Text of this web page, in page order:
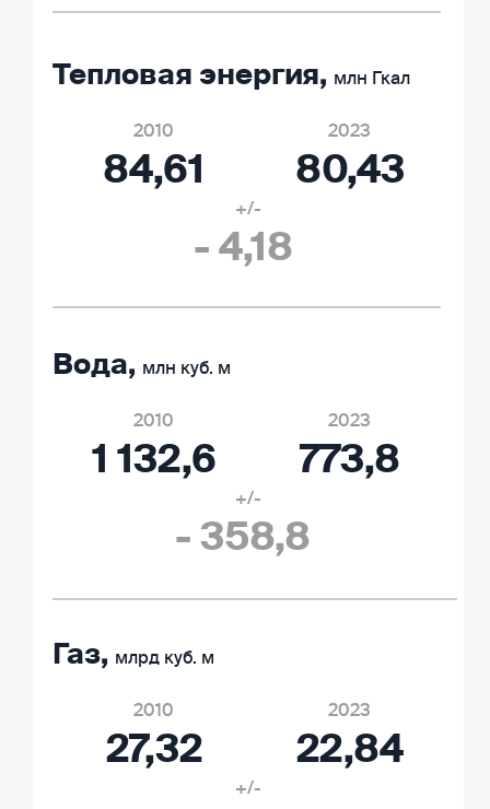
2010 2023
+/-
Тепловая энергия, млн Гкал
84,61 80,43
- 4,18
2010 2023
+/-
Вода, млн куб. м
1 132,6 773,8
- 358,8
2010 2023
+/-
Газ, млрд куб. м
27,32 22,84